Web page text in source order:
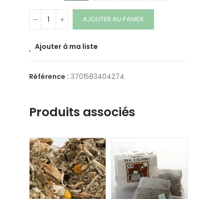
AJOUTER AU PANIER
Ajouter à ma liste
Référence : 3701583404274
Produits associés